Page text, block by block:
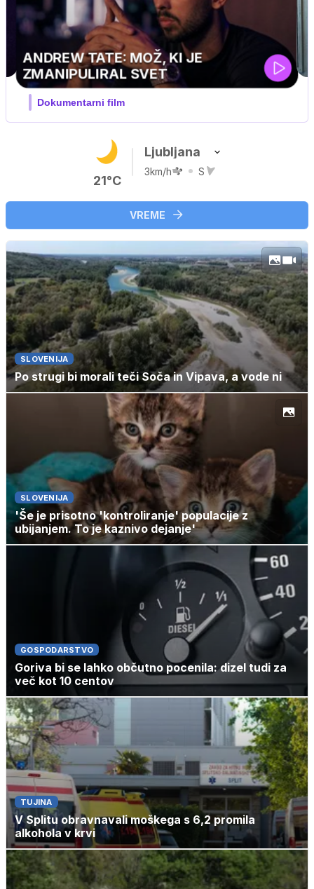
MOJ PRIJATELJ PINGVIN
Film meseca / družinski, pustolovski
21°C
Ljubljana
3km/h S
VREME
SLOVENIJA
Po strugi bi morali teči Soča in Vipava, a vode ni
SLOVENIJA
'Še je prisotno 'kontroliranje' populacije z
ubijanjem. To je kaznivo dejanje'
GOSPODARSTVO
Goriva bi se lahko občutno pocenila: dizel tudi za
več kot 10 centov
TUJINA
V Splitu obravnavali moškega s 6,2 promila
alkohola v krvi